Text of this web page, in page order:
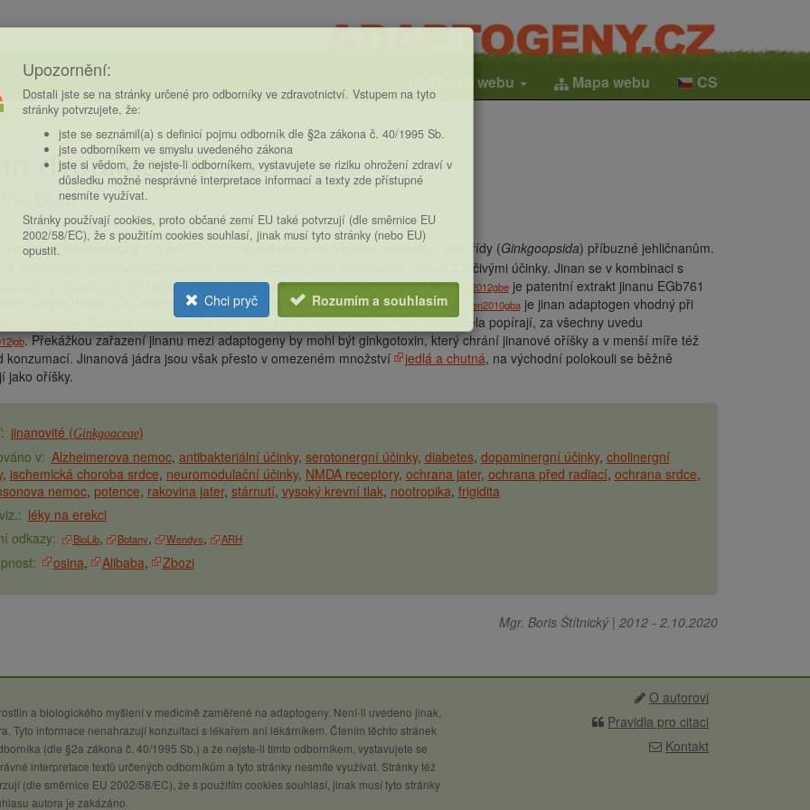
Obsah webu Mapa webu CS
Léčivé rostliny
dvoulaločný(Ginkgo biloba)
Yin Guo)
jinan dvoulaločný L.) je jediným přežívajícím zástupcem své třídy (Ginkgoopsida) příbuzné jehličnanům.
o starobylý a dlouhověký dvoudomý strom s jedlými plody (jinanovými oříšky) a léčivými účinky. Jinan se v kombinaci s
doporučuje ke zlepšení mentálních funkcí (nootropické účinky). Dle Ihl2012gbeje patentní extrakt jinanu EGb761
stejně účinný jako nootropika memantin, galantamin a donepezil. Dle
Janssen2010gbaje jinan adaptogen vhodný při
. Existuje ale též hodně přehledů, které nootropické účinky jinanu zcela popírají, za všechny uvedu
. Překážkou zařazení jinanu mezi adaptogeny by mohl být ginkgotoxin, který chrání jinanové oříšky a v menší míře též
konzumací. Jinanová jádra jsou však přesto v omezeném množství
jedlá a chutná, na východní polokouli se běžně
jako oříšky.
jinanovité (Ginkgoaceae)
Alzheimerova nemoc antibakteriální účinky serotonergní účinky diabetes dopaminergní účinky cholinergní
ischemická choroba srdce neuromodulační účinky NMDA receptory ochrana jater ochrana před radiací ochrana srdce
nemoc potence rakovina jater stárnutí vysoký krevní tlak nootropika frigidita
léky na erekci
BioLib Botany Wendys ARH
osina Alibaba Zbozi
Mgr. Boris Štítnický | 2012 - 2.10.2020
O autorovi
Pravidla pro citaci
Kontakt
a biologického myšlení v medicíně zaměřené na adaptogeny. Není-li uvedeno jinak,
Tyto informace nenahrazují konzultaci s lékařem ani lékárníkem. Čtením těchto stránek
(dle §2a zákona č. 40/1995 Sb.) a že nejste-li tímto odborníkem, vystavujete se
interpretace textů určených odborníkům a tyto stránky nesmíte využívat. Stránky též
(dle směrnice EU 2002/58/EC), že s použitím cookies souhlasí, jinak musí tyto stránky
autora je zakázáno.
Upozornění:
Dostali jste se na stránky určené pro odborníky ve zdravotnictví. Vstupem na tyto
stránky potvrzujete, že:
jste se seznámil(a) s definicí pojmu odborník dle §2a zákona č. 40/1995 Sb.
jste odborníkem ve smyslu uvedeného zákona
jste si vědom, že nejste-li odborníkem, vystavujete se riziku ohrožení zdraví v
důsledku možné nesprávné interpretace informací a texty zde přístupné
nesmíte využívat.
Stránky používají cookies, proto občané zemí EU také potvrzují (dle směrnice EU
2002/58/EC), že s použitím cookies souhlasí, jinak musí tyto stránky (nebo EU)
opustit.
Chci pryč Rozumím a souhlasím